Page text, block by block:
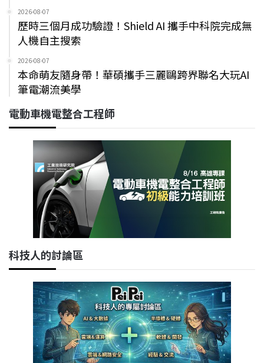
2026-08-07
歷時三個月成功驗證！Shield AI 攜手中科院完成無
人機自主搜索
2026-08-07
本命萌友隨身帶！華碩攜手三麗鷗跨界聯名大玩AI
筆電潮流美學
電動車機電整合工程師
科技人的討論區